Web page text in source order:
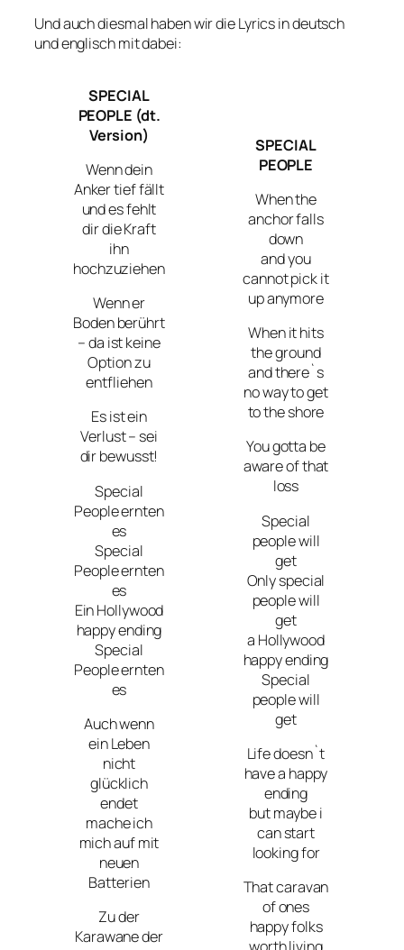
Und auch diesmal haben wir die Lyrics in deutsch
und englisch mit dabei:
SPECIAL
PEOPLE (dt.
Version)
Wenn dein
Anker tief fällt
und es fehlt
dir die Kraft
ihn
hochzuziehen
Wenn er
Boden berührt
– da ist keine
Option zu
entfliehen
Es ist ein
Verlust – sei
dir bewusst!
Special
People ernten
es
Special
People ernten
es
Ein Hollywood
happy ending
Special
People ernten
es
Auch wenn
ein Leben
nicht
glücklich
endet
mache ich
mich auf mit
neuen
Batterien
Zu der
Karawane der
SPECIAL
PEOPLE
When the
anchor falls
down
and you
cannot pick it
up anymore
When it hits
the ground
and there`s
no way to get
to the shore
You gotta be
aware of that
loss
Special
people will
get
Only special
people will
get
a Hollywood
happy ending
Special
people will
get
Life doesn`t
have a happy
ending
but maybe i
can start
looking for
That caravan
of ones
happy folks